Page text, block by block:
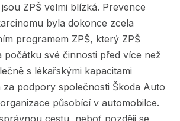
ZPŠ velmi blízká. Prevence
byla dokonce zcela
programem ZPŠ, který ZPŠ
počátku své činnosti před více než
s lékařskými kapacitami
podpory společnosti Škoda Auto
působící v automobilce.
cestu, neboť později se